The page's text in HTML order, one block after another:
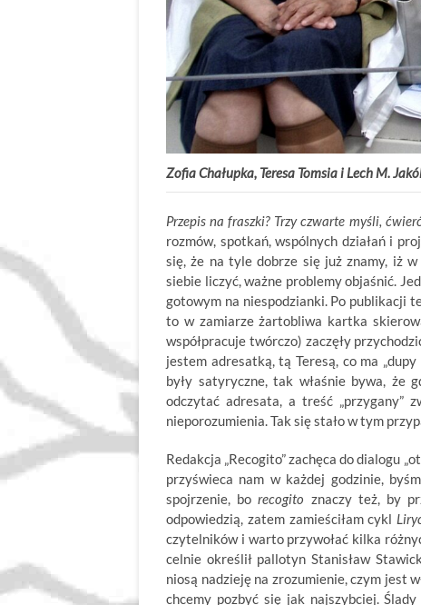
Zofia Chałupka, Teresa Tomsia i Lech M.
Przepis na fraszki? Trzy czwarte myśli,
rozmów, spotkań, wspólnych działań i
się, że na tyle dobrze się już znamy, iż
siebie liczyć, ważne problemy objaśnić.
gotowym na niespodzianki. Po publikacji
to w zamiarze żartobliwa kartka
współpracuje twórczo) zaczęły
jestem adresatką, tą Teresą, co ma
były satyryczne, tak właśnie bywa, że
odczytać adresata, a treść „przygany”
nieporozumienia. Tak się stało w tym
Redakcja „Recogito” zachęca do dialogu
przyświeca nam w każdej godzinie,
spojrzenie, borecogito znaczy też, by
odpowiedzią, zatem zamieściłam cykl
czytelników i warto przywołać kilka
celnie określił pallotyn Stanisław
niosą nadzieję na zrozumienie, czym jest
chcemy pozbyć się jak najszybciej.